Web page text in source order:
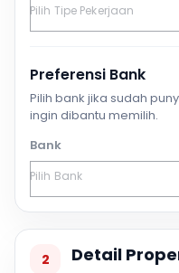
Preferensi Bank
Pilih bank jika sudah
ingin dibantu memilih.
Bank
2 Detail